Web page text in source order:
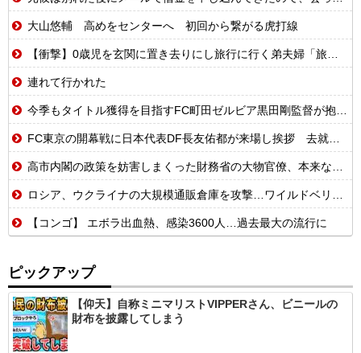
大山悠輔 高めをセンターへ 初回から繋がる虎打線
【衝撃】0歳児を玄関に置き去りにし旅行に行く弟夫婦「旅行中、1ヶ月世話しろw」18年後に返せと言われ「お前らの子供、捨てたよ?」「は!?」
連れて行かれた
今季もタイトル獲得を目指すFC町田ゼルビア黒田剛監督が抱負を語る
FC東京の開幕戦に日本代表DF長友佑都が来場し挨拶 去就に注目集まる
高市内閣の政策を妨害しまくった財務省の大物官僚、本来ならエース級の人材が就くはずのないポストに送られ……
ロシア、ウクライナの大規模通販倉庫を攻撃…ワイルドベリーズへの報復！
【コンゴ】 エボラ出血熱、感染3600人…過去最大の流行に
ピックアップ
【仰天】自称ミニマリストVIPPERさん、ビニールの
財布を披露してしまう